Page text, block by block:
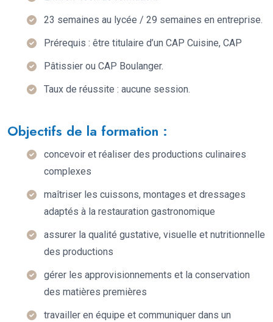
23 semaines au lycée / 29 semaines en entreprise.
Prérequis : être titulaire d’un CAP Cuisine, CAP
Pâtissier ou CAP Boulanger.
Taux de réussite : aucune session.
Objectifs de la formation :
concevoir et réaliser des productions culinaires
complexes
maîtriser les cuissons, montages et dressages
adaptés à la restauration gastronomique
assurer la qualité gustative, visuelle et nutritionnelle
des productions
gérer les approvisionnements et la conservation
des matières premières
travailler en équipe et communiquer dans un